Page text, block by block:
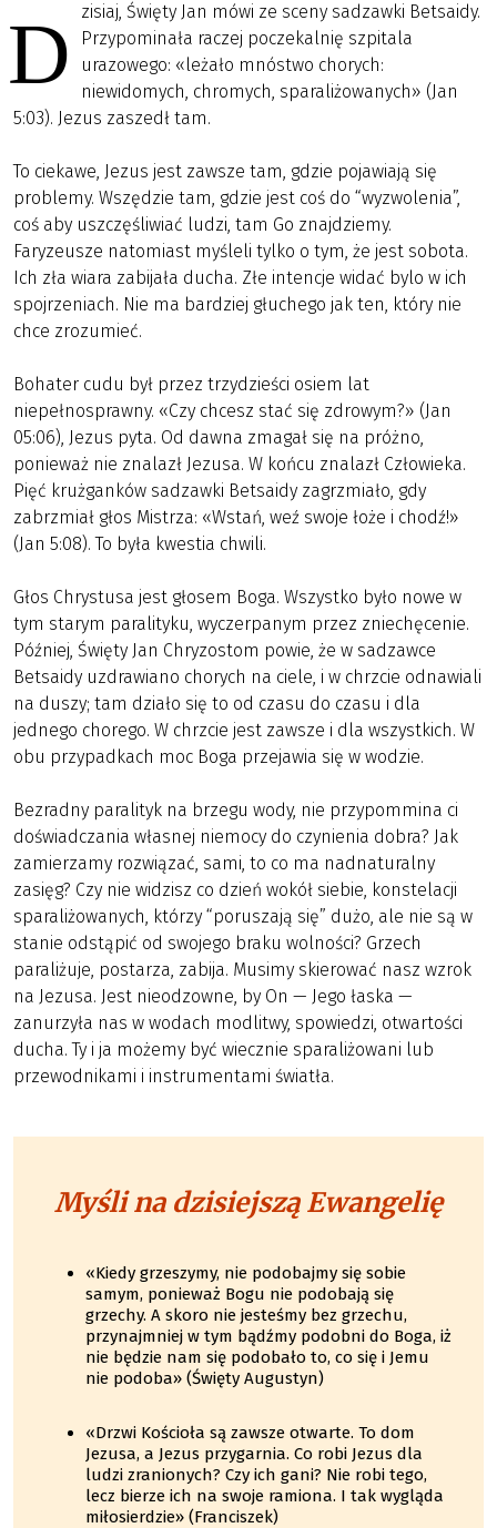
D
zisiaj, Święty Jan mówi ze sceny sadzawki Betsaidy.
Przypominała raczej poczekalnię szpitala
urazowego: «leżało mnóstwo chorych:
niewidomych, chromych, sparaliżowanych» (Jan
5:03). Jezus zaszedł tam.
To ciekawe, Jezus jest zawsze tam, gdzie pojawiają się
problemy. Wszędzie tam, gdzie jest coś do “wyzwolenia”,
coś aby uszczęśliwiać ludzi, tam Go znajdziemy.
Faryzeusze natomiast myśleli tylko o tym, że jest sobota.
Ich zła wiara zabijała ducha. Złe intencje widać bylo w ich
spojrzeniach. Nie ma bardziej głuchego jak ten, który nie
chce zrozumieć.
Bohater cudu był przez trzydzieści osiem lat
niepełnosprawny. «Czy chcesz stać się zdrowym?» (Jan
05:06), Jezus pyta. Od dawna zmagał się na próżno,
ponieważ nie znalazł Jezusa. W końcu znalazł Człowieka.
Pięć krużganków sadzawki Betsaidy zagrzmiało, gdy
zabrzmiał głos Mistrza: «Wstań, weź swoje łoże i chodź!»
(Jan 5:08). To była kwestia chwili.
Głos Chrystusa jest głosem Boga. Wszystko było nowe w
tym starym paralityku, wyczerpanym przez zniechęcenie.
Później, Święty Jan Chryzostom powie, że w sadzawce
Betsaidy uzdrawiano chorych na ciele, i w chrzcie odnawiali
na duszy; tam działo się to od czasu do czasu i dla
jednego chorego. W chrzcie jest zawsze i dla wszystkich. W
obu przypadkach moc Boga przejawia się w wodzie.
Bezradny paralityk na brzegu wody, nie przypommina ci
doświadczania własnej niemocy do czynienia dobra? Jak
zamierzamy rozwiązać, sami, to co ma nadnaturalny
zasięg? Czy nie widzisz co dzień wokół siebie, konstelacji
sparaliżowanych, którzy “poruszają się” dużo, ale nie są w
stanie odstąpić od swojego braku wolności? Grzech
paraliżuje, postarza, zabija. Musimy skierować nasz wzrok
na Jezusa. Jest nieodzowne, by On — Jego łaska —
zanurzyła nas w wodach modlitwy, spowiedzi, otwartości
ducha. Ty i ja możemy być wiecznie sparaliżowani lub
przewodnikami i instrumentami światła.
Myśli na dzisiejszą Ewangelię
«Kiedy grzeszymy, nie podobajmy się sobie
samym, ponieważ Bogu nie podobają się
grzechy. A skoro nie jesteśmy bez grzechu,
przynajmniej w tym bądźmy podobni do Boga, iż
nie będzie nam się podobało to, co się i Jemu
nie podoba» (Święty Augustyn)
«Drzwi Kościoła są zawsze otwarte. To dom
Jezusa, a Jezus przygarnia. Co robi Jezus dla
ludzi zranionych? Czy ich gani? Nie robi tego,
lecz bierze ich na swoje ramiona. I tak wygląda
miłosierdzie» (Franciszek)